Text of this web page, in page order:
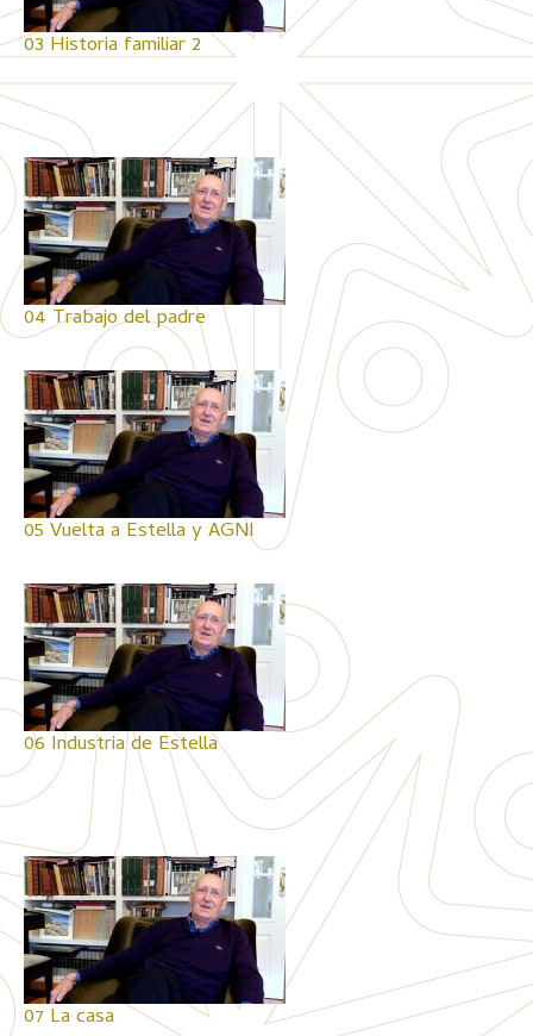
03 Historia familiar 2
04 Trabajo del padre
05 Vuelta a Estella y AGNI
06 Industria de Estella
07 La casa